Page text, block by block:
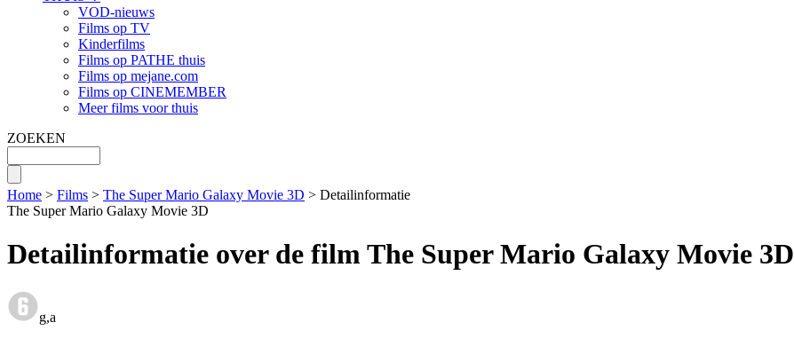
VOD-nieuws
Films op TV
Kinderfilms
Films op PATHE thuis
Films op mejane.com
Films op CINEMEMBER
Meer films voor thuis
ZOEKEN
Home > Films > The Super Mario Galaxy Movie 3D > Detailinformatie
The Super Mario Galaxy Movie 3D
Detailinformatie over de film The Super Mario Galaxy Movie 3D
g,a